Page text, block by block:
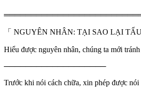
「 NGUYÊN NHÂN: TẠI SAO LẠI TẨU
Hiểu được nguyên nhân, chúng ta mới
───────────────────
Trước khi nói cách chữa, xin phép được